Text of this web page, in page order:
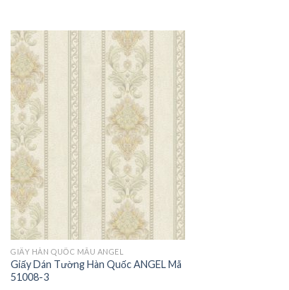
GIẤY HÀN QUỐC MẪU ANGEL
Giấy Dán Tường Hàn Quốc ANGEL Mã
51008-3